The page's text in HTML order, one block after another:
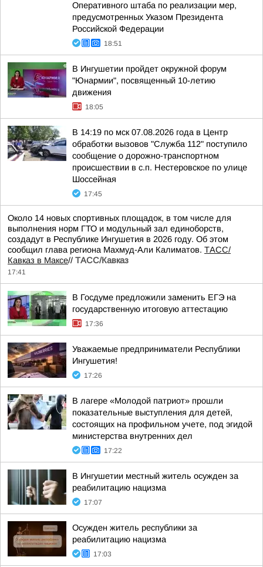
Оперативного штаба по реализации мер,
предусмотренных Указом Президента
Российской Федерации
18:51
В Ингушетии пройдет окружной форум
"Юнармии", посвященный 10-летию
движения
18:05
В 14:19 по мск 07.08.2026 года в Центр
обработки вызовов "Служба 112" поступило
сообщение о дорожно-транспортном
происшествии в с.п. Нестеровское по улице
Шоссейная
17:45
Около 14 новых спортивных площадок, в том числе для
выполнения норм ГТО и модульный зал единоборств,
создадут в Республике Ингушетия в 2026 году. Об этом
сообщил глава региона Махмуд-Али Калиматов. ТАСС/
Кавказ в Максе// ТАСС/Кавказ
17:41
В Госдуме предложили заменить ЕГЭ на
государственную итоговую аттестацию
17:36
Уважаемые предприниматели Республики
Ингушетия!
17:26
В лагере «Молодой патриот» прошли
показательные выступления для детей,
состоящих на профильном учете, под эгидой
министерства внутренних дел
17:22
В Ингушетии местный житель осужден за
реабилитацию нацизма
17:07
Осужден житель республики за
реабилитацию нацизма
17:03